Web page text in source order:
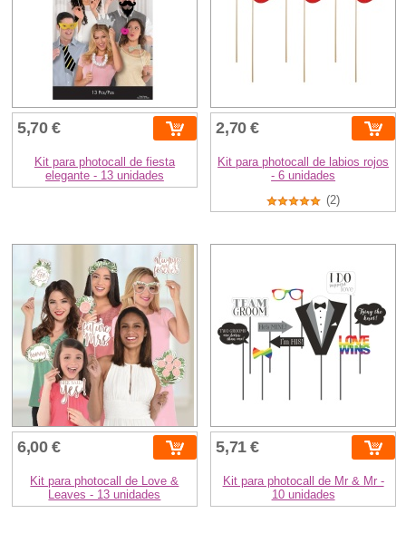
5,70 €
Kit para photocall de fiesta
elegante - 13 unidades
2,70 €
Kit para photocall de labios rojos
- 6 unidades
(2)
6,00 €
Kit para photocall de Love &
Leaves - 13 unidades
5,71 €
Kit para photocall de Mr & Mr -
10 unidades